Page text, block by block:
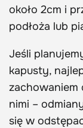
około 2cm i
podłoża lub
Jeśli
kapusty,
zachowaniem
nimi –
się w